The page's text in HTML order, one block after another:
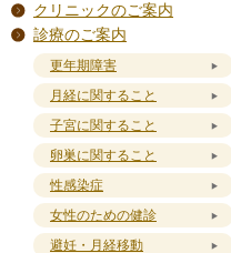
クリニックのご案内
診療のご案内
更年期障害
月経に関すること
子宮に関すること
卵巣に関すること
性感染症
女性のための健診
避妊・月経移動